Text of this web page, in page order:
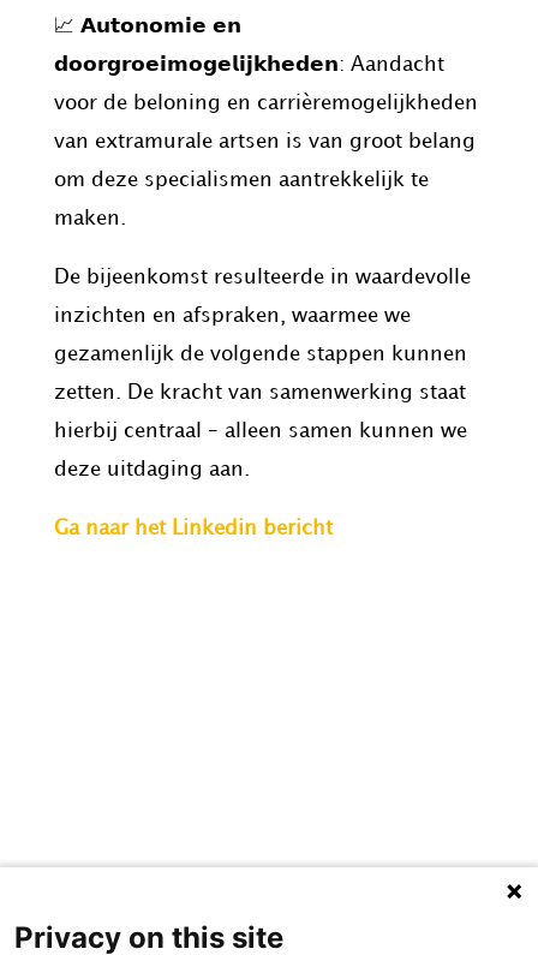
📈 𝗔𝘂𝘁𝗼𝗻𝗼𝗺𝗶𝗲 𝗲𝗻
𝗱𝗼𝗼𝗿𝗴𝗿𝗼𝗲𝗶𝗺𝗼𝗴𝗲𝗹𝗶𝗷𝗸𝗵𝗲𝗱𝗲𝗻: Aandacht
voor de beloning en carrièremogelijkheden
van extramurale artsen is van groot belang
om deze specialismen aantrekkelijk te
maken.
De bijeenkomst resulteerde in waardevolle
inzichten en afspraken, waarmee we
gezamenlijk de volgende stappen kunnen
zetten. De kracht van samenwerking staat
hierbij centraal – alleen samen kunnen we
deze uitdaging aan.
Ga naar het Linkedin bericht
Privacy on this site